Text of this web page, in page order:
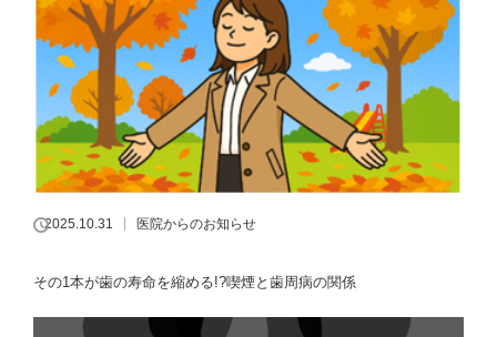
2025.10.31 医院からのお知らせ
その1本が歯の寿命を縮める!?喫煙と歯周病の関係